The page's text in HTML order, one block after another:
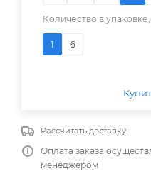
Количество в
1 6
Рассчитать доставку
Оплата заказа
менеджером